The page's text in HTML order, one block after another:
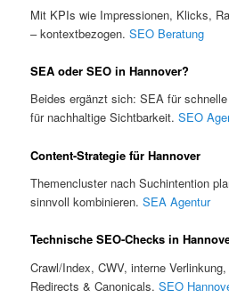
Mit KPIs wie Impressionen, Klicks,
– kontextbezogen.SEO Beratung
SEA oder SEO in Hannover?
Beides ergänzt sich: SEA für
für nachhaltige Sichtbarkeit.SEO
Content-Strategie für Hannover
Themencluster nach Suchintention
sinnvoll kombinieren.SEA Agentur
Technische SEO-Checks in
Crawl/Index, CWV, interne
Redirects & Canonicals.SEO